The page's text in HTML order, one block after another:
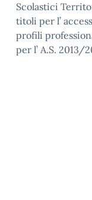
Scolastici
titoli per l’
profili
per l’ A.S. 2013/